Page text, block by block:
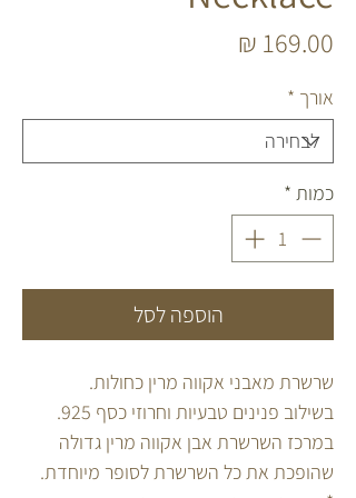
אורך *
כמות *
הוספה לסל
שרשרת מאבני אקווה מרין כחולות.
בשילוב פנינים טבעיות וחרוזי כסף 925.
במרכז השרשרת אבן אקווה מרין גדולה
שהופכת את כל השרשרת לסופר מיוחדת.